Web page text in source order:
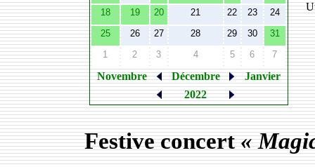
18
19 20 21 22 23
24
25
26 27 28 29 30
31
1
2 3 4 5 6 7
Novembre Décembre
Janvier
2022
Festive concert«